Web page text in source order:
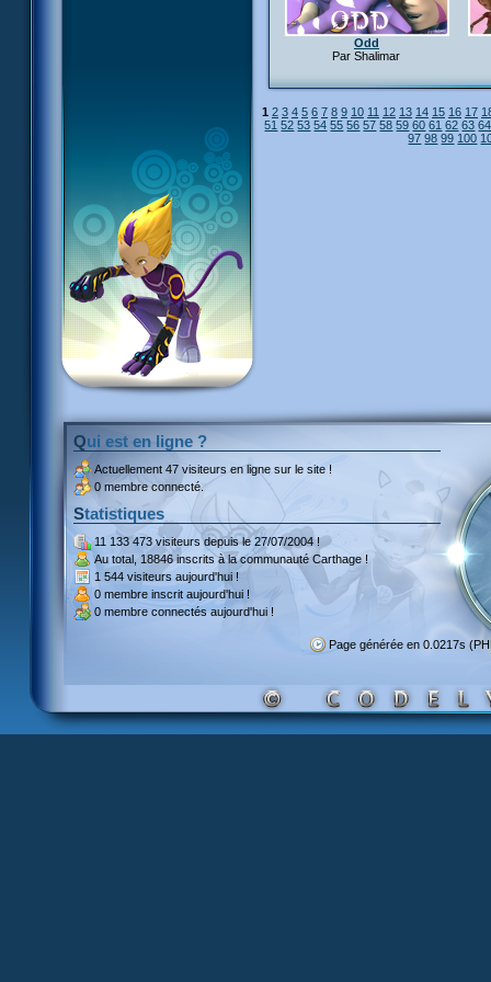
Odd
Par Shalimar
1 2 3 4 5 6 7 8 9 10 11 12 13 14 15 16 17
51 52 53 54 55 56 57 58 59 60 61 62 63 64
97 98 99 100
Qui est en ligne ?
Actuellement 47 visiteurs en ligne sur le site !
0 membre connecté.
Statistiques
11 133 473 visiteursdepuis le 27/07/2004 !
Au total, 18846 inscritsà la communauté Carthage !
1 544 visiteurs aujourd'hui !
0 membre inscrit aujourd'hui !
0 membre connectés aujourd'hui !
Page générée en 0.0217s